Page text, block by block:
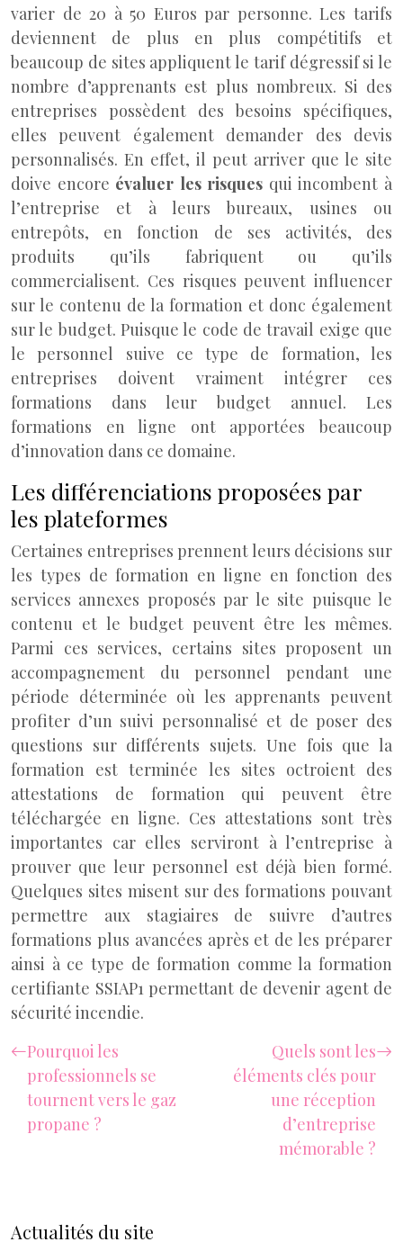
varier de 20 à 50 Euros par personne. Les tarifs
deviennent de plus en plus compétitifs et
beaucoup de sites appliquent le tarif dégressif si le
nombre d’apprenants est plus nombreux. Si des
entreprises possèdent des besoins spécifiques,
elles peuvent également demander des devis
personnalisés. En effet, il peut arriver que le site
doive encore évaluer les risques qui incombent à
l’entreprise et à leurs bureaux, usines ou
entrepôts, en fonction de ses activités, des
produits qu’ils fabriquent ou qu’ils
commercialisent. Ces risques peuvent influencer
sur le contenu de la formation et donc également
sur le budget. Puisque le code de travail exige que
le personnel suive ce type de formation, les
entreprises doivent vraiment intégrer ces
formations dans leur budget annuel. Les
formations en ligne ont apportées beaucoup
d’innovation dans ce domaine.
Les différenciations proposées par
les plateformes
Certaines entreprises prennent leurs décisions sur
les types de formation en ligne en fonction des
services annexes proposés par le site puisque le
contenu et le budget peuvent être les mêmes.
Parmi ces services, certains sites proposent un
accompagnement du personnel pendant une
période déterminée où les apprenants peuvent
profiter d’un suivi personnalisé et de poser des
questions sur différents sujets. Une fois que la
formation est terminée les sites octroient des
attestations de formation qui peuvent être
téléchargée en ligne. Ces attestations sont très
importantes car elles serviront à l’entreprise à
prouver que leur personnel est déjà bien formé.
Quelques sites misent sur des formations pouvant
permettre aux stagiaires de suivre d’autres
formations plus avancées après et de les préparer
ainsi à ce type de formation comme la formation
certifiante SSIAP1 permettant de devenir agent de
sécurité incendie.
Pourquoi les
professionnels se
tournent vers le gaz
propane ?
Quels sont les
éléments clés pour
une réception
d’entreprise
mémorable ?
Actualités du site